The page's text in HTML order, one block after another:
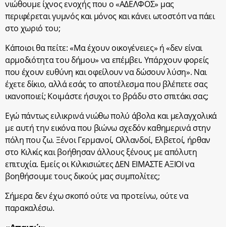
νιώθουμε ίχνος ενοχής που ο «ΑΔΕΛΦΟΣ» μας
περιφέρεται γυμνός και μόνος και κάνει ωτοστόπ να πάει
στο χωριό του;
Κάποιοι θα πείτε: «Μα έχουν οικογένειες» ή «δεν είναι
αρμοδιότητα του δήμου» να επέμβει. Υπάρχουν φορείς
που έχουν ευθύνη και οφείλουν να δώσουν λύση». Ναι
έχετε δίκιο, αλλά εσάς το αποτέλεσμα που βλέπετε σας
ικανοποιεί; Κοιμάστε ήσυχοι το βράδυ στο σπιτάκι σας;
Εγώ πάντως ειλικρινά νιώθω πολύ άβολα και μελαγχολικά
με αυτή την εικόνα που βιώνω σχεδόν καθημερινά στην
πόλη που ζω. Ξένοι Γερμανοί, Ολλανδοί, Ελβετοί, ήρθαν
στο Κιλκίς και βοήθησαν άλλους ξένους με απόλυτη
επιτυχία. Εμείς οι Κιλκισιώτες ΔΕΝ ΕΙΜΑΣΤΕ ΑΞΙΟΙ να
βοηθήσουμε τους δικούς μας συμπολίτες;
Σήμερα δεν έχω σκοπό ούτε να προτείνω, ούτε να
παρακαλέσω.